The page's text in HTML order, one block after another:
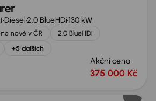
Diesel2.0 BlueHDi130 kW
nové v ČR
2.0 BlueHDi
+5 dalších
Akční cena
375 000 Kč